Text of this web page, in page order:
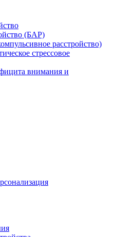
(БАР)
расстройство)
стрессовое
внимания и